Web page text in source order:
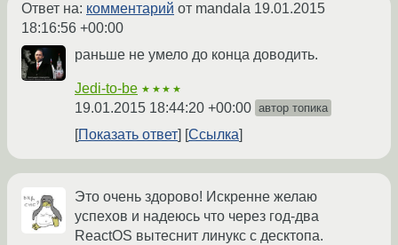
Ответ на: комментарий от mandala 19.01.2015
18:16:56 +00:00
раньше не умело до конца доводить.
Jedi-to-be ★★★★
19.01.2015 18:44:20 +00:00 автор топика
Показать ответ Ссылка
Это очень здорово! Искренне желаю
успехов и надеюсь что через год-два
ReactOS вытеснит линукс с десктопа.